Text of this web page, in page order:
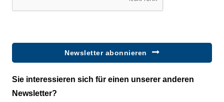
Newsletter abonnieren
Sie interessieren sich für einen unserer anderen
Newsletter?